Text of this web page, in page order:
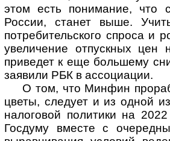
этом есть понимание, что
России, станет выше.
потребительского спроса и
увеличение отпускных цен
приведет к еще большему
заявили РБК в ассоциации.
О том, что Минфин
цветы, следует и из одной
налоговой политики на
Госдуму вместе с